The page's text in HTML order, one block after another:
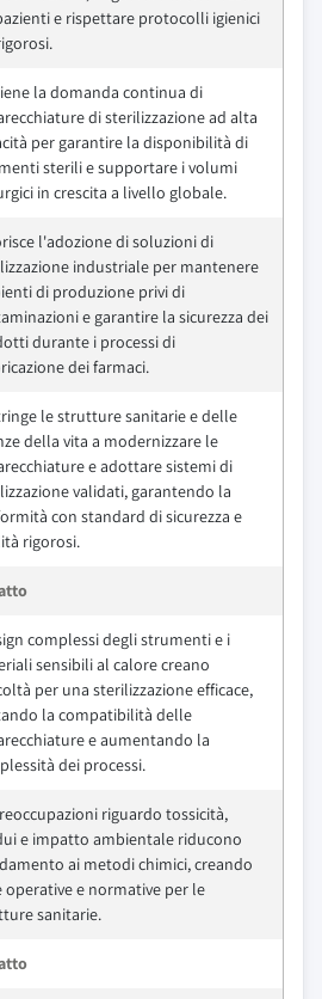
e rispettare protocolli igienici
la domanda continua di
di sterilizzazione ad alta
per garantire la disponibilità di
sterili e supportare i volumi
in crescita a livello globale.
l'adozione di soluzioni di
industriale per mantenere
di produzione privi di
e garantire la sicurezza dei
durante i processi di
dei farmaci.
le strutture sanitarie e delle
della vita a modernizzare le
e adottare sistemi di
validati, garantendo la
con standard di sicurezza e
rigorosi.
complessi degli strumenti e i
sensibili al calore creano
per una sterilizzazione efficace,
la compatibilità delle
e aumentando la
dei processi.
riguardo tossicità,
e impatto ambientale riducono
ai metodi chimici, creando
operative e normative per le
sanitarie.